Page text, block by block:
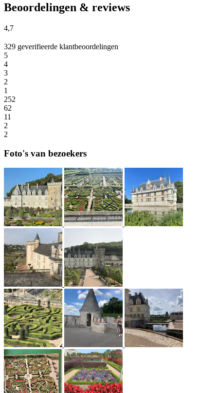
Beoordelingen & reviews
4,7
329 geverifieerde klantbeoordelingen
5
4
3
2
1
252
62
11
2
2
Foto's van bezoekers